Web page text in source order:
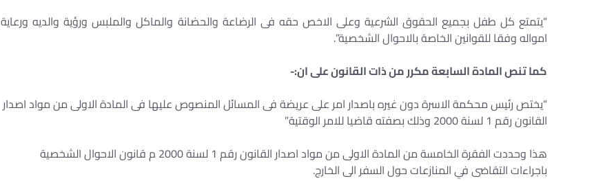
“يتمتع كل طفل بجميع الحقوق الشرعية وعلى الاخص حقه فى الرضاعة والحضانة والماكل والملبس ورؤية والديه ورعاية
امواله وفقا للقوانين الخاصة بالاحوال الشخصية”.
كما تنص المادة السابعة مكرر من ذات القانون على ان:-
“يختص رئيس محكمة الاسرة دون غيره باصدار امر على عريضة فى المسائل المنصوص عليها فى المادة الاولى من مواد اصدار
القانون رقم 1 لسنة 2000 وذلك بصفته قاضيا للامر الوقتية”
هذا وحددت الفقرة الخامسة من المادة الاولى من مواد اصدار القانون رقم 1 لسنة 2000 م قانون الاحوال الشخصية
باجراءات التقاضى في المنازعات حول السفر الى الخارج.